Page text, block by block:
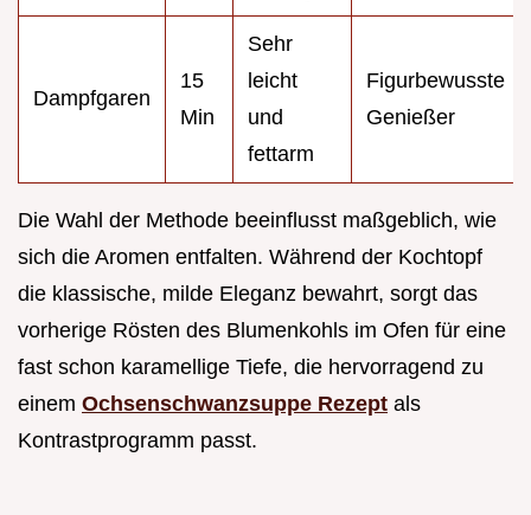
Dampfgaren
15
Min
Sehr
leicht
und
fettarm
Figurbewusste
Genießer
Die Wahl der Methode beeinflusst maßgeblich, wie
sich die Aromen entfalten. Während der Kochtopf
die klassische, milde Eleganz bewahrt, sorgt das
vorherige Rösten des Blumenkohls im Ofen für eine
fast schon karamellige Tiefe, die hervorragend zu
einem Ochsenschwanzsuppe Rezept als
Kontrastprogramm passt.